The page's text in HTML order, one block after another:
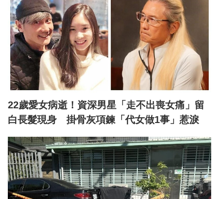
22歲愛女病逝！資深男星「走不出喪女痛」留
白長髮現身 掛骨灰項鍊「代女做1事」惹淚